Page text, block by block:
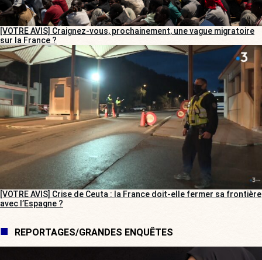
[VOTRE AVIS] Craignez-vous, prochainement, une vague migratoire
sur la France ?
[VOTRE AVIS] Crise de Ceuta : la France doit-elle fermer sa frontière
avec l’Espagne ?
REPORTAGES/GRANDES ENQUÊTES